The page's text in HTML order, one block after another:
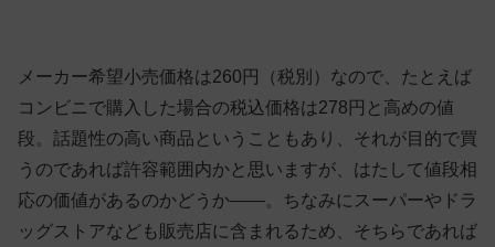
メーカー希望小売価格は260円（税別）なので、たとえば
コンビニで購入した場合の税込価格は278円と高めの値
段。話題性の高い商品ということもあり、それが目的で買
うのであれば許容範囲内かと思いますが、はたして値段相
応の価値があるのかどうか——。ちなみにスーパーやドラ
ッグストアなども販売店に含まれるため、そちらであれば